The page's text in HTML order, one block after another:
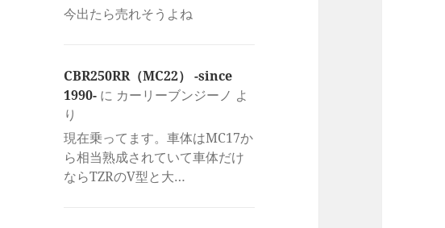
今出たら売れそうよね
CBR250RR（MC22） -since
1990- に カーリーブンジーノ よ
り
現在乗ってます。車体はMC17か
ら相当熟成されていて車体だけ
ならTZRのV型と大…